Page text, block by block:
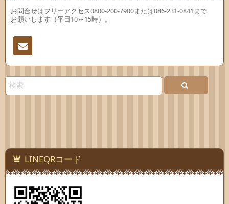
お問合せはフリーアクセス0800-200-7900または086-231-0841まで
お願いします（平日10～15時）。
連絡
先
LINEQRコード